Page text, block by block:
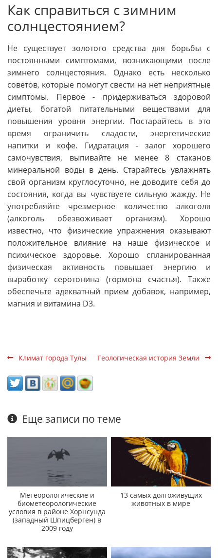
Как справиться с зимним
солнцестоянием?
Не существует золотого средства для борьбы с
постоянными симптомами, возникающими после
зимнего солнцестояния. Однако есть несколько
советов, которые помогут свести на нет неприятные
симптомы. Первое - придерживаться здоровой
диеты, богатой питательными веществами для
повышения уровня энергии. Постарайтесь в это
время ограничить сладости, энергетические
напитки и кофе. Гидратация - залог хорошего
самочувствия, выпивайте не менее 8 стаканов
минеральной воды в день. Старайтесь увлажнять
свой организм круглосуточно, не доводите себя до
состояния, когда вы чувствуете сильную жажду. Не
употребляйте чрезмерное количество алкоголя
(алкоголь обезвоживает организм). Хорошо
известно, что физические упражнения оказывают
положительное влияние на наше физическое и
психическое здоровье. Хорошо спланированная
физическая активность повышает энергию и
выработку серотонина (гормона счастья). Также
обеспечьте адекватный прием добавок, например,
магния и витамина D3.
Климат города Тулы Геологическая история Земли
Еще записи по теме
Метеорологические и
биометеорологические
условия в районе Хорнсунда
(западный Шпицберген) в
2009 году
13 самых долгоживущих
животных в мире